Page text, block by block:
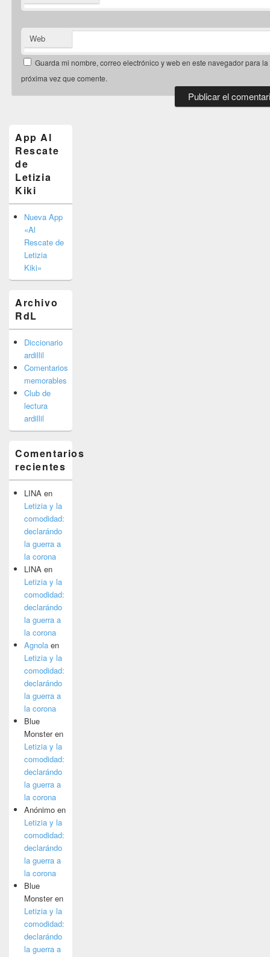
Web
Guarda mi nombre, correo electrónico y web en este navegador para la
próxima vez que comente.
widget
barra
lateral
primaria
App Al
Rescate
de
Letizia
Kiki
Nueva App
«Al
Rescate de
Letizia
Kiki»
Archivo
RdL
Diccionario
ardillil
Comentarios
memorables
Club de
lectura
ardillil
Comentarios
recientes
LINA en
Letizia y la
comodidad:
declarándo
la guerra a
la corona
LINA en
Letizia y la
comodidad:
declarándo
la guerra a
la corona
Agnola en
Letizia y la
comodidad:
declarándo
la guerra a
la corona
Blue
Monsteren
Letizia y la
comodidad:
declarándo
la guerra a
la corona
Anónimo en
Letizia y la
comodidad:
declarándo
la guerra a
la corona
Blue
Monsteren
Letizia y la
comodidad:
declarándo
la guerra a